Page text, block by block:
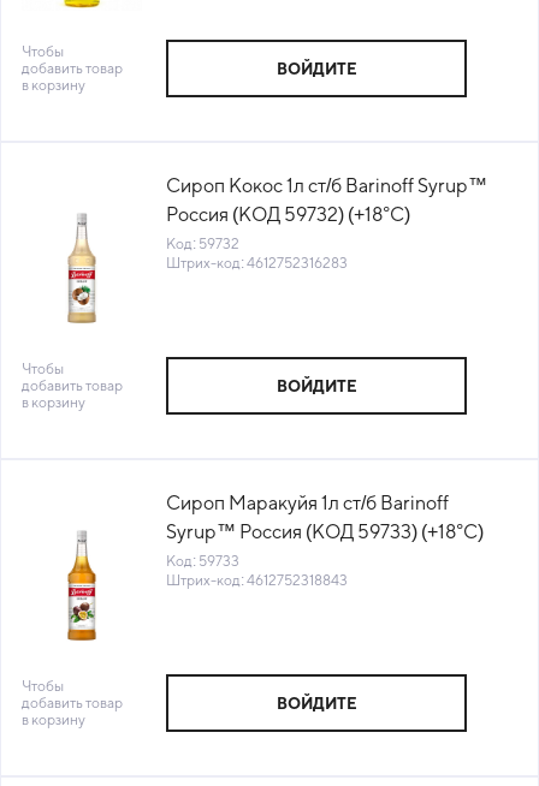
Чтобы
добавить товар
в корзину
ВОЙДИТЕ
Сироп Кокос 1л ст/б Barinoff Syrup™
Россия (КОД 59732) (+18°С)
Код: 59732
Штрих-код: 4612752316283
Чтобы
добавить товар
в корзину
ВОЙДИТЕ
Сироп Маракуйя 1л ст/б Barinoff
Syrup™ Россия (КОД 59733) (+18°С)
Код: 59733
Штрих-код: 4612752318843
Чтобы
добавить товар
в корзину
ВОЙДИТЕ